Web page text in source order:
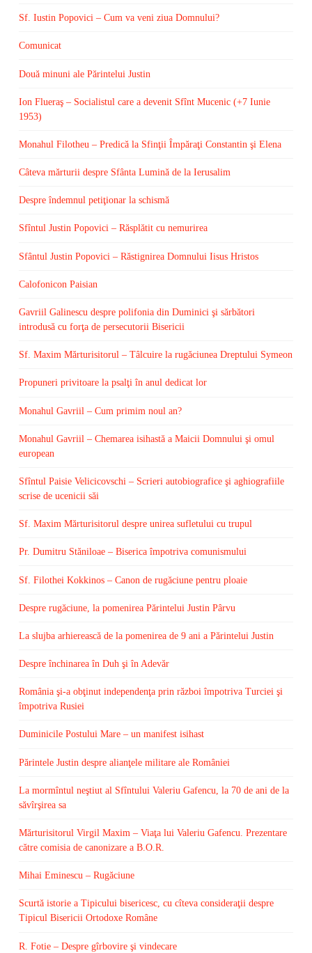
Sf. Iustin Popovici – Cum va veni ziua Domnului?
Comunicat
Două minuni ale Părintelui Justin
Ion Flueraş – Socialistul care a devenit Sfînt Mucenic (+7 Iunie
1953)
Monahul Filotheu – Predică la Sfinţii Împăraţi Constantin şi Elena
Câteva mărturii despre Sfânta Lumină de la Ierusalim
Despre îndemnul petiţionar la schismă
Sfîntul Justin Popovici – Răsplătit cu nemurirea
Sfântul Justin Popovici – Răstignirea Domnului Iisus Hristos
Calofonicon Paisian
Gavriil Galinescu despre polifonia din Duminici şi sărbători
introdusă cu forţa de persecutorii Bisericii
Sf. Maxim Mărturisitorul – Tâlcuire la rugăciunea Dreptului Symeon
Propuneri privitoare la psalţi în anul dedicat lor
Monahul Gavriil – Cum primim noul an?
Monahul Gavriil – Chemarea isihastă a Maicii Domnului şi omul
european
Sfîntul Paisie Velicicovschi – Scrieri autobiografice şi aghiografiile
scrise de ucenicii săi
Sf. Maxim Mărturisitorul despre unirea sufletului cu trupul
Pr. Dumitru Stăniloae – Biserica împotriva comunismului
Sf. Filothei Kokkinos – Canon de rugăciune pentru ploaie
Despre rugăciune, la pomenirea Părintelui Justin Pârvu
La slujba arhierească de la pomenirea de 9 ani a Părintelui Justin
Despre închinarea în Duh şi în Adevăr
România şi-a obţinut independenţa prin război împotriva Turciei şi
împotriva Rusiei
Duminicile Postului Mare – un manifest isihast
Părintele Justin despre alianţele militare ale României
La mormîntul neştiut al Sfîntului Valeriu Gafencu, la 70 de ani de la
săvîrşirea sa
Mărturisitorul Virgil Maxim – Viaţa lui Valeriu Gafencu. Prezentare
către comisia de canonizare a B.O.R.
Mihai Eminescu – Rugăciune
Scurtă istorie a Tipicului bisericesc, cu cîteva consideraţii despre
Tipicul Bisericii Ortodoxe Române
R. Fotie – Despre gîrbovire şi vindecare